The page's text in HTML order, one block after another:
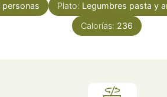
personas Plato: Legumbres pasta y
Calorías: 236